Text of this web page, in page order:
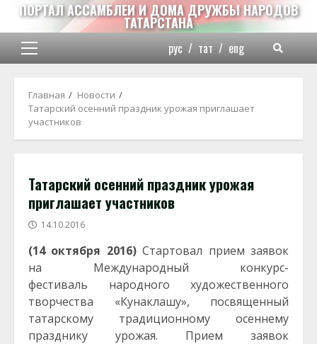
Перейти
содержимому
ПОРТАЛ АССАМБЛЕИ И ДОМА ДРУЖБЫ НАРОДОВ
ТАТАРСТАНА
Основное
рус / тат / eng
Главная
Новости
Татарский осенний праздник урожая приглашает
участников
Татарский осенний праздник урожая
приглашает участников
14.10.2016
(14 октября 2016)Стартовал прием заявок
на Международный конкурс-
фестиваль народного художественного
творчества «Кунаклашу», посвященный
татарскому традиционному осеннему
празднику урожая. Прием заявок